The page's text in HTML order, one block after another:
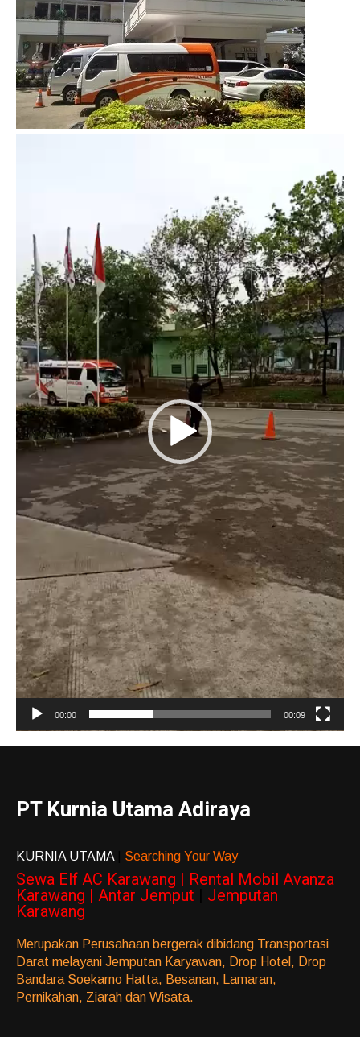
00:00 00:09
PT Kurnia Utama Adiraya
KURNIA UTAMA Searching Your Way
Sewa Elf AC Karawang | Rental Mobil Avanza
Karawang | Antar Jemput
Jemputan
Karawang
Merupakan Perusahaan bergerak dibidang Transportasi
Darat melayani Jemputan Karyawan, Drop Hotel, Drop
Bandara Soekarno Hatta, Besanan, Lamaran,
Pernikahan, Ziarah dan Wisata.